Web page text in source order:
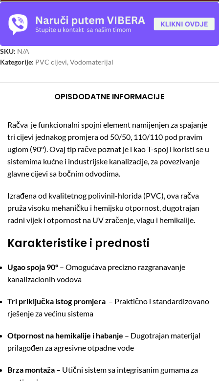
SKU: N/A
Kategorije: PVC cijevi, Vodomaterijal
OPISDODATNE INFORMACIJE
Račva je funkcionalni spojni element namijenjen za spajanje
tri cijevi jednakog promjera od 50/50, 110/110 pod pravim
uglom (90°). Ovaj tip račve poznat je i kao T-spoj i koristi se u
sistemima kućne i industrijske kanalizacije, za povezivanje
glavne cijevi sa bočnim odvodima.
Izrađena od kvalitetnog polivinil-hlorida (PVC), ova račva
pruža visoku mehaničku i hemijsku otpornost, dugotrajan
radni vijek i otpornost na UV zračenje, vlagu i hemikalije.
Karakteristike i prednosti
Ugao spoja 90° – Omogućava precizno razgranavanje
kanalizacionih vodova
Tri priključka istog promjera – Praktično i standardizovano
rješenje za većinu sistema
Otpornost na hemikalije i habanje – Dugotrajan materijal
prilagođen za agresivne otpadne vode
Brza montaža – Utični sistem sa integrisanim gumama za